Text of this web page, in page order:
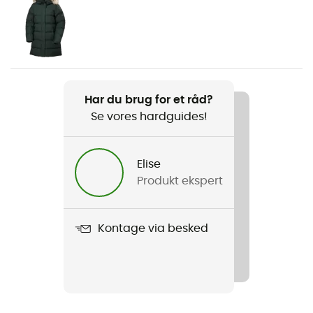
Køn
Dame
Vægt
Garibaldi Vl
Anvendt teknologi
OrthoLite® / PrimaLoft® Eco
Har du brug for et råd?
Se vores hardguides!
Elise
Produkt ekspert
Kontage via besked